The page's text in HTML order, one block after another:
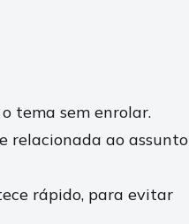
tema sem enrolar.
relacionada ao assunto
rápido, para evitar